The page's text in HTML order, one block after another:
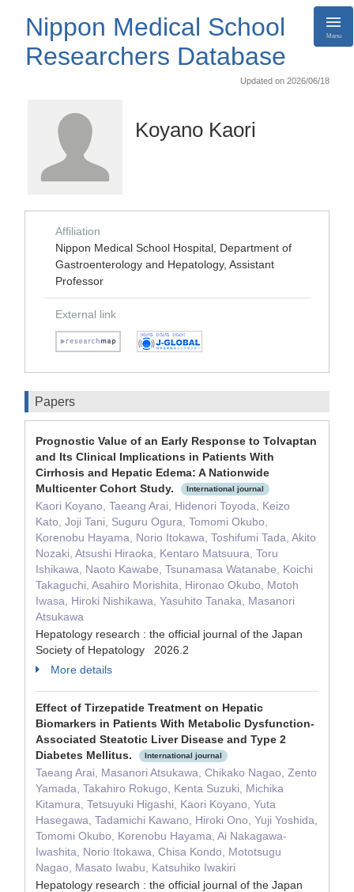
Nippon Medical School
Researchers Database
Menu
Updated on 2026/06/18
Koyano Kaori
Affiliation
Nippon Medical School Hospital, Department of
Gastroenterology and Hepatology, Assistant
Professor
External link
Papers
Prognostic Value of an Early Response to Tolvaptan
and Its Clinical Implications in Patients With
Cirrhosis and Hepatic Edema: A Nationwide
Multicenter Cohort Study.
International journal
Kaori Koyano, Taeang Arai, Hidenori Toyoda, Keizo
Kato, Joji Tani, Suguru Ogura, Tomomi Okubo,
Korenobu Hayama, Norio Itokawa, Toshifumi Tada, Akito
Nozaki, Atsushi Hiraoka, Kentaro Matsuura, Toru
Ishikawa, Naoto Kawabe, Tsunamasa Watanabe, Koichi
Takaguchi, Asahiro Morishita, Hironao Okubo, Motoh
Iwasa, Hiroki Nishikawa, Yasuhito Tanaka, Masanori
Atsukawa
Hepatology research : the official journal of the Japan
Society of Hepatology 2026.2
More details
Effect of Tirzepatide Treatment on Hepatic
Biomarkers in Patients With Metabolic Dysfunction-
Associated Steatotic Liver Disease and Type 2
Diabetes Mellitus.
International journal
Taeang Arai, Masanori Atsukawa, Chikako Nagao, Zento
Yamada, Takahiro Rokugo, Kenta Suzuki, Michika
Kitamura, Tetsuyuki Higashi, Kaori Koyano, Yuta
Hasegawa, Tadamichi Kawano, Hiroki Ono, Yuji Yoshida,
Tomomi Okubo, Korenobu Hayama, Ai Nakagawa-
Iwashita, Norio Itokawa, Chisa Kondo, Mototsugu
Nagao, Masato Iwabu, Katsuhiko Iwakiri
Hepatology research : the official journal of the Japan